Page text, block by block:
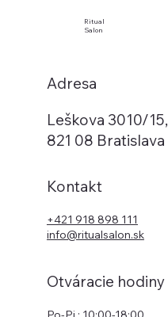
Ritual
Salon
Adresa
Leškova 3010/15,
821 08 Bratislava
Kontakt
+421 918 898 111
info@ritualsalon.sk
Otváracie hodiny